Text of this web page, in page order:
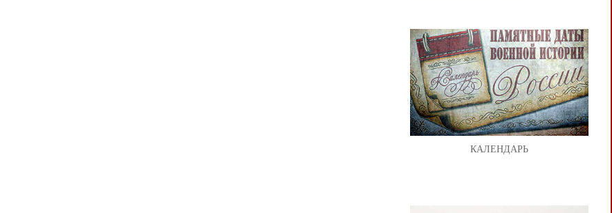
КАЛЕНДАРЬ